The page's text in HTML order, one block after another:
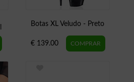
Botas XL Veludo - Preto
€ 139.00